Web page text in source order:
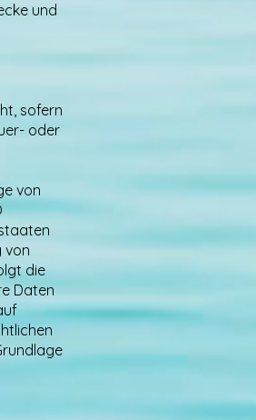
und
sofern
oder
von
von
die
Daten